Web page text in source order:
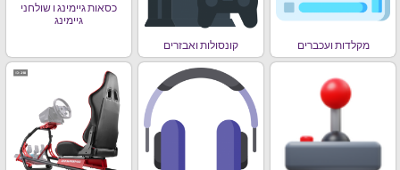
מקלדות ועכברים קונסולות ואבזרים
כסאות גיימינג ו שולחני
גיימינג